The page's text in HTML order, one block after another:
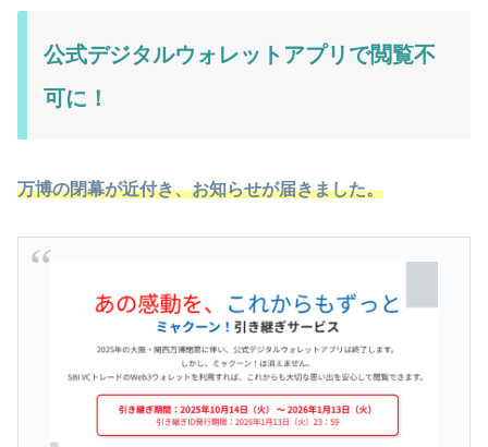
公式デジタルウォレットアプリで閲覧不
可に！
万博の閉幕が近付き、お知らせが届きました。